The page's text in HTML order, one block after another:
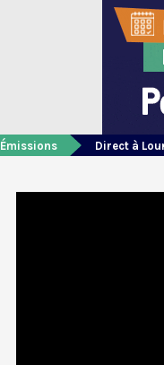
Émissions Direct à